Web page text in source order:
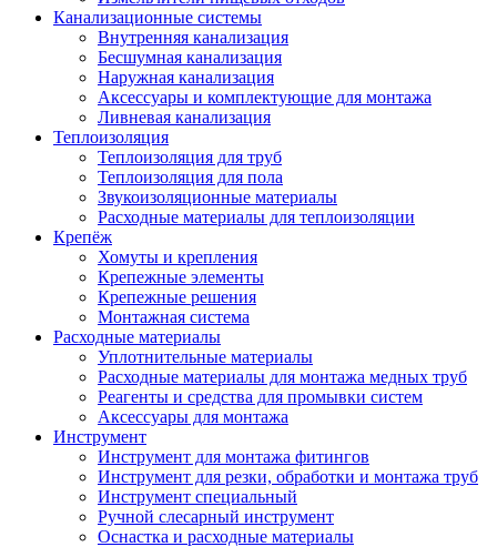
Канализационные системы
Внутренняя канализация
Бесшумная канализация
Наружная канализация
Аксессуары и комплектующие для монтажа
Ливневая канализация
Теплоизоляция
Теплоизоляция для труб
Теплоизоляция для пола
Звукоизоляционные материалы
Расходные материалы для теплоизоляции
Крепёж
Хомуты и крепления
Крепежные элементы
Крепежные решения
Монтажная система
Расходные материалы
Уплотнительные материалы
Расходные материалы для монтажа медных труб
Реагенты и средства для промывки систем
Аксессуары для монтажа
Инструмент
Инструмент для монтажа фитингов
Инструмент для резки, обработки и монтажа труб
Инструмент специальный
Ручной слесарный инструмент
Оснастка и расходные материалы